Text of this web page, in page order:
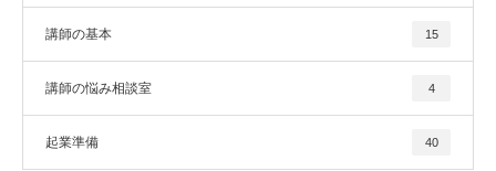
講師の基本 15
講師の悩み相談室 4
起業準備 40